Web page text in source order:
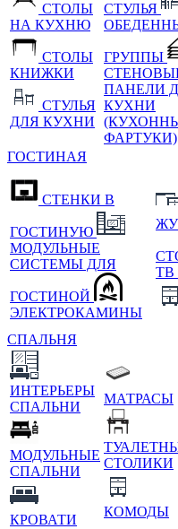
СТОЛЫ
НА КУХНЮ
СТОЛЫ
КНИЖКИ
СТУЛЬЯ
ДЛЯ КУХНИ
СТУЛЬЯ
ГРУППЫ
ПАНЕЛИ
КУХНИ
ФАРТУКИ)
ГОСТИНАЯ
СТЕНКИ В
ГОСТИНУЮ
МОДУЛЬНЫЕ
СИСТЕМЫ ДЛЯ
ГОСТИНОЙ
ЭЛЕКТРОКАМИНЫ
СПАЛЬНЯ
ИНТЕРЬЕРЫ
СПАЛЬНИ
МОДУЛЬНЫЕ
СПАЛЬНИ
КРОВАТИ
МАТРАСЫ
СТОЛИКИ
КОМОДЫ